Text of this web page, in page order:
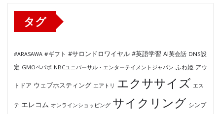
タグ
#ARASAWA #ギフト #サロンドロワイヤル #英語学習 AI英会話 DNS設
定 GMOペパボ NBCユニバーサル・エンターテイメントジャパン ふわ姫 アウ
トドア ウェブホスティング エアトリ エクササイズ エス
テ エレコム オンラインショッピング サイクリング シンプ